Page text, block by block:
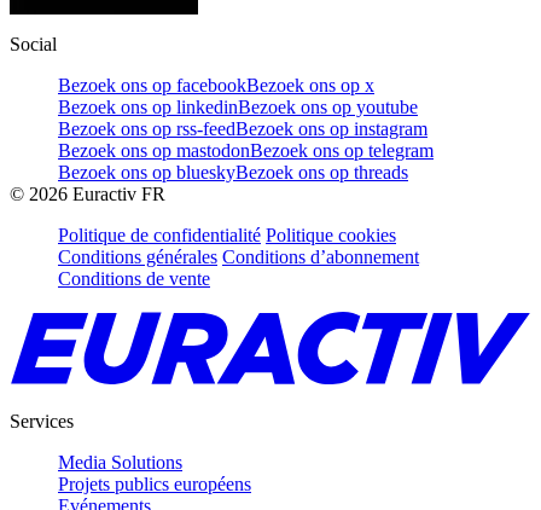
Social
Bezoek ons op facebookBezoek ons op x
Bezoek ons op linkedinBezoek ons op youtube
Bezoek ons op rss-feedBezoek ons op instagram
Bezoek ons op mastodonBezoek ons op telegram
Bezoek ons op blueskyBezoek ons op threads
© 2026 Euractiv FR
Politique de confidentialité Politique cookies
Conditions générales Conditions d’abonnement
Conditions de vente
Services
Media Solutions
Projets publics européens
Evénements